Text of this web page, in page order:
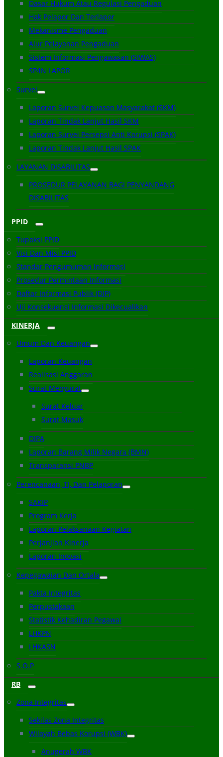
Dasar Hukum Atau Regulasi Pengaduan
Hak Pelapor Dan Terlapor
Mekanisme Pengaduan
Alur Pelayanan Pengaduan
Sistem Informasi Pengawasan (SIWAS)
SP4N LAPOR
Survei
Laporan Survei Kepuasan Masyarakat (SKM)
Laporan Tindak Lanjut Hasil SKM
Laporan Survei Persepsi Anti Korupsi (SPAK)
Laporan Tindak Lanjut Hasil SPAK
LAYANAN DISABILITAS
PROSEDUR PELAYANAN BAGI PENYANDANG
DISABILITAS
PPID
Tupoksi PPID
Visi Dan Misi PPID
Standar Pengumuman Informasi
Prosedur Permintaan Informasi
Daftar Informasi Publik (DIP)
Uji Konsekuensi Informasi Dikecualikan
KINERJA
Umum Dan Keuangan
Laporan Keuangan
Realisasi Anggaran
Surat Menyurat
Surat Keluar
Surat Masuk
DIPA
Laporan Barang Milik Negara (BMN)
Transparansi PNBP
Perencanaan, TI, Dan Pelaporan
SAKIP
Program Kerja
Laporan Pelaksanaan Kegiatan
Perjanjian Kinerja
Laporan Inovasi
Kepegawaian Dan Ortala
Pakta Integritas
Perpustakaan
Statistik Kehadiran Pegawai
LHKPN
LHKASN
S.O.P
RB
Zona Integritas
Sekilas Zona Integritas
Wilayah Bebas Korupsi (WBK)
Anugerah WBK